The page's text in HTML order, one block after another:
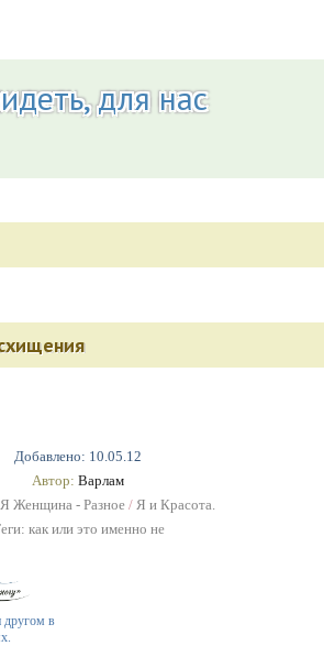
Добавлено: 10.05.12
Автор: Варлам
Я Женщина - Разное / Я и Красота.
как или это именно не
другом в
для нас